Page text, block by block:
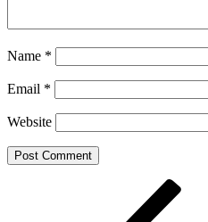
Name *
Email *
Website